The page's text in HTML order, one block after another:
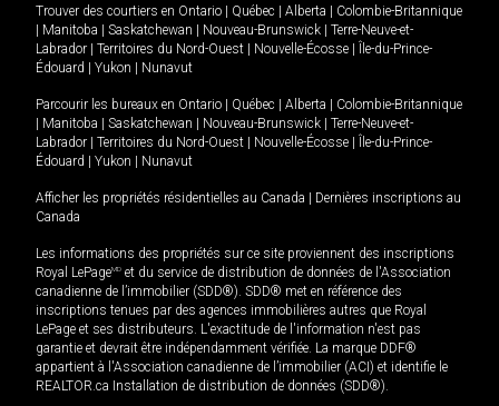
Trouver des courtiers en Ontario Québec Alberta
Colombie-Britannique
Manitoba Saskatchewan Nouveau-Brunswick
Terre-Neuve-et-
Labrador
Territoires du Nord-Ouest Nouvelle-Écosse
Île-du-Prince-
Édouard
Yukon Nunavut
Parcourir les bureaux en Ontario Québec Alberta
Colombie-Britannique
Manitoba Saskatchewan Nouveau-Brunswick
Terre-Neuve-et-
Labrador
Territoires du Nord-Ouest Nouvelle-Écosse
Île-du-Prince-
Édouard
Yukon Nunavut
Afficher les propriétés résidentielles au Canada
Dernières inscriptions au
Canada
Les informations des propriétés sur ce site proviennent des inscriptions
Royal LePageMD et du service de distribution de données de l'Association
canadienne de l’immobilier (SDD®). SDD® met en référence des
inscriptions tenues par des agences immobilières autres que Royal
LePage et ses distributeurs. L'exactitude de l'information n'est pas
garantie et devrait être indépendamment vérifiée. La marque DDF®
appartient à l'Association canadienne de l’immobilier (ACI) et identifie le
REALTOR.ca Installation de distribution de données (SDD®).